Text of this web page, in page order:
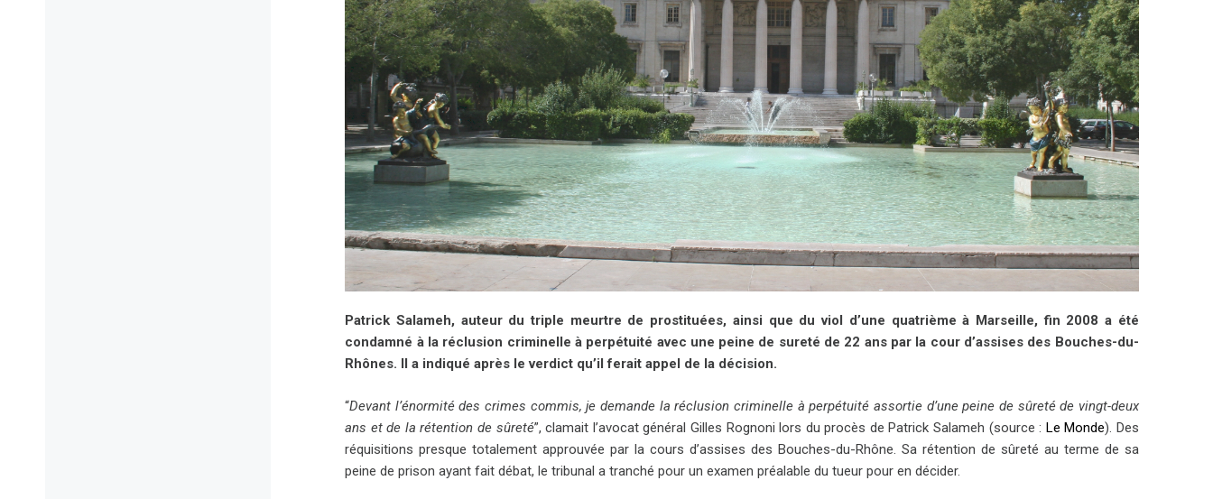
Patrick Salameh, auteur du triple meurtre de prostituées, ainsi que du viol d’une quatrième à Marseille, fin 2008 a été
condamné à la réclusion criminelle à perpétuité avec une peine de sureté de 22 ans par la cour d’assises des Bouches-du-
Rhônes. Il a indiqué après le verdict qu’il ferait appel de la décision.
“Devant l’énormité des crimes commis, je demande la réclusion criminelle à perpétuité assortie d’une peine de sûreté de vingt-deux
ans et de la rétention de sûreté”, clamait l’avocat général Gilles Rognoni lors du procès de Patrick Salameh (source : Le Monde). Des
réquisitions presque totalement approuvée par la cours d’assises des Bouches-du-Rhône. Sa rétention de sûreté au terme de sa
peine de prison ayant fait débat, le tribunal a tranché pour un examen préalable du tueur pour en décider.